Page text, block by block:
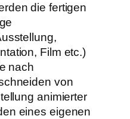
die fertigen
Film etc.)
nach
von
animierter
eines eigenen